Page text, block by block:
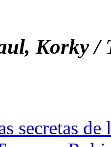
Korky /
secretas